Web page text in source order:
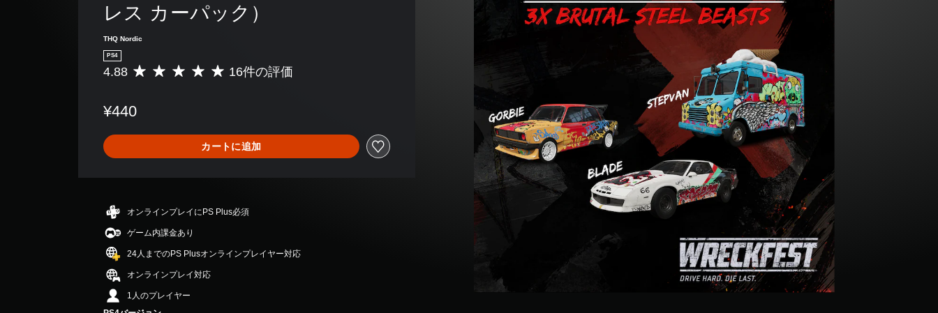
レス カーパック）
THQ Nordic
PS4
評
は
6
、
均
価
は
5
段
階
中
の
4
4.88 16件の評価
¥440
カートに追加
オンラインプレイにPS Plus必須
ゲーム内課金あり
24人までのPS Plusオンラインプレイヤー対応
オンラインプレイ対応
1人のプレイヤー